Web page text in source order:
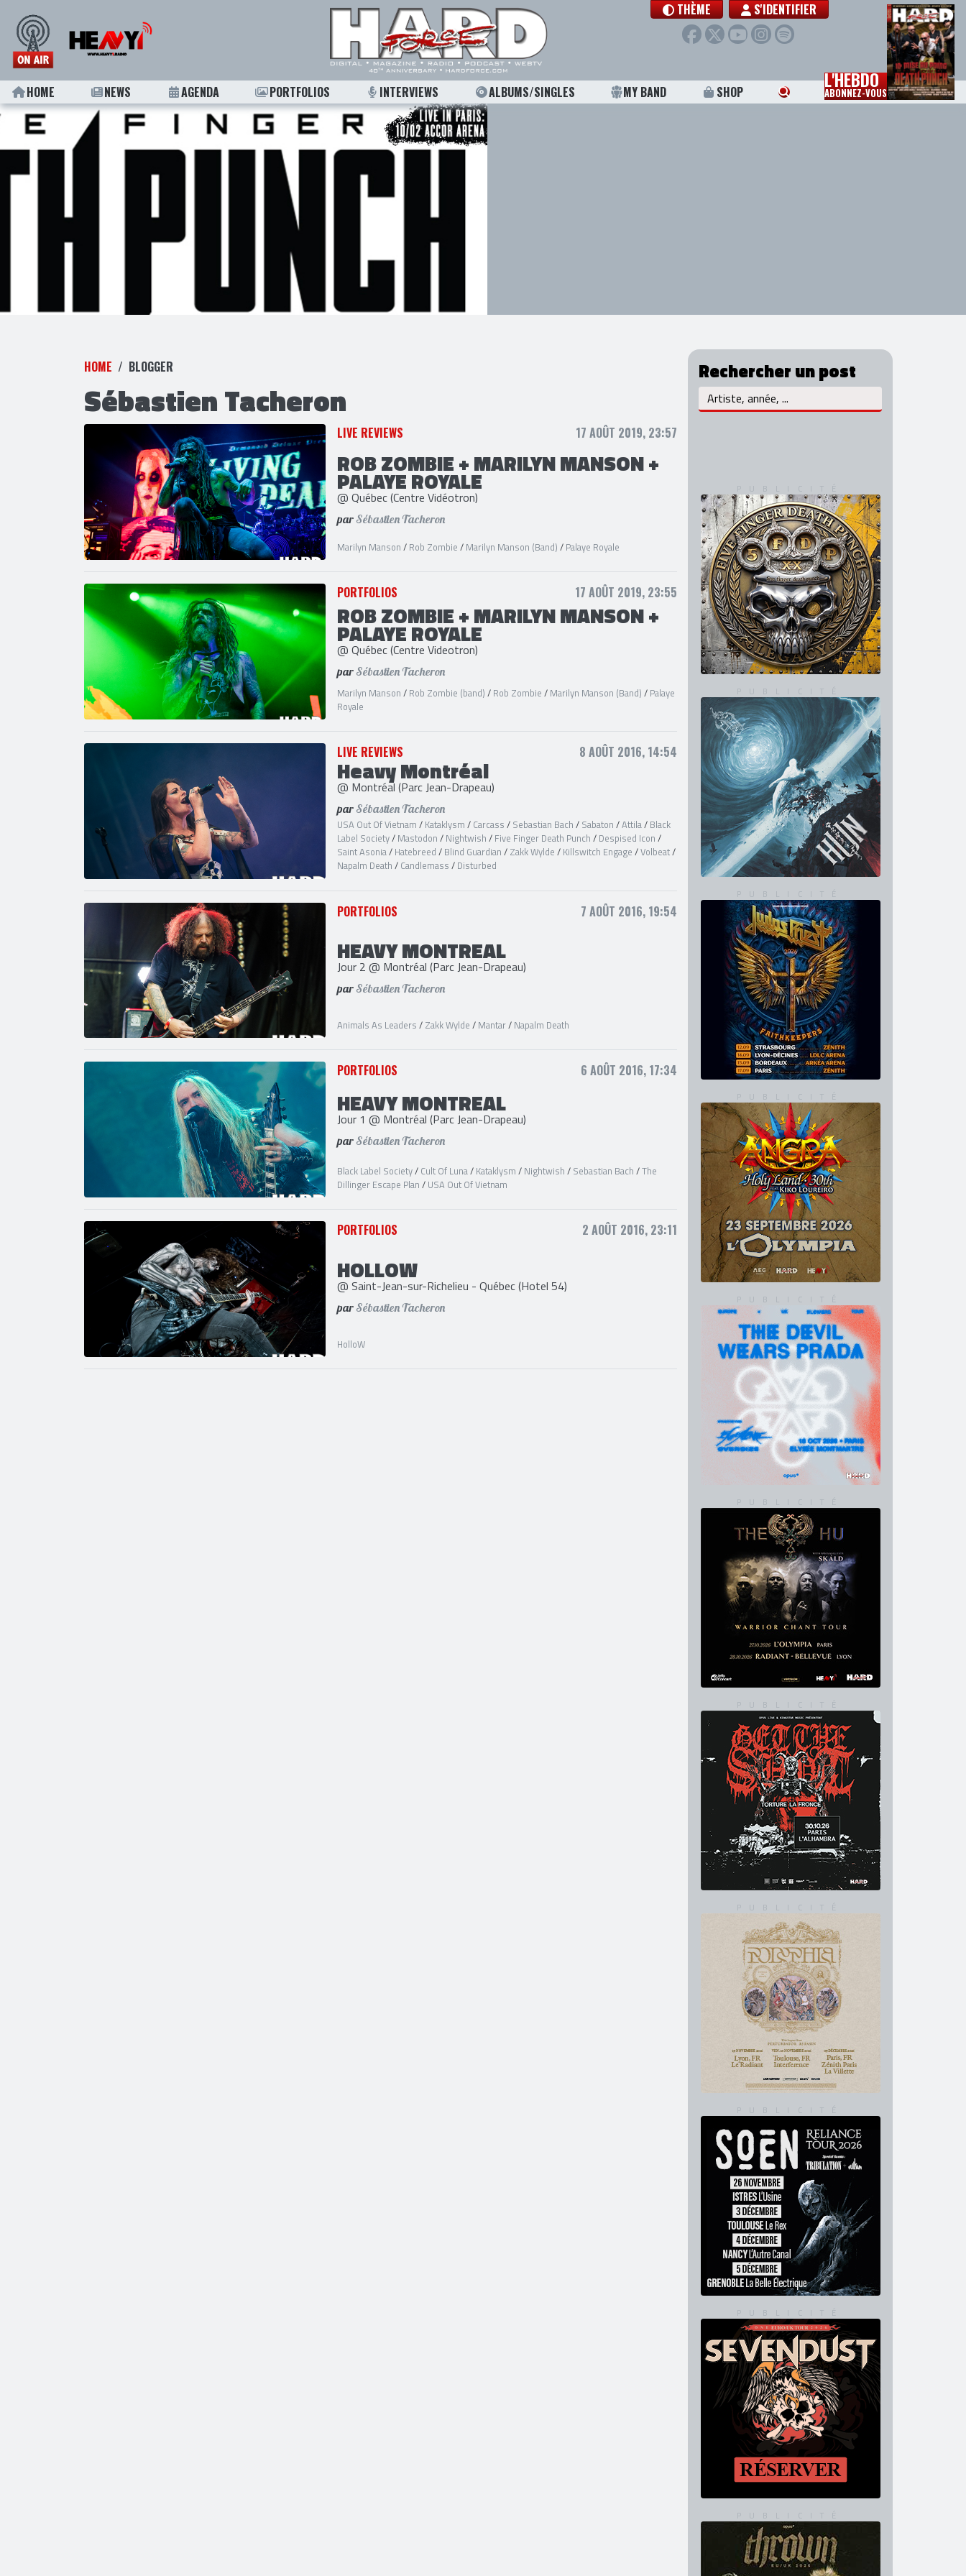
THÈME S'IDENTIFIER
HOME NEWS AGENDA PORTFOLIOS INTERVIEWS ALBUMS/SINGLES MY BAND SHOP L'HEBDO
ABONNEZ-VOUS
HOME BLOGGER
Sébastien Tacheron
LIVE REVIEWS 17 AOÛT 2019, 23:57
ROB ZOMBIE + MARILYN MANSON +
PALAYE ROYALE
@ Québec (Centre Vidéotron)
par Sébastien Tacheron
Marilyn Manson / Rob Zombie / Marilyn Manson (Band) / Palaye Royale
PORTFOLIOS 17 AOÛT 2019, 23:55
ROB ZOMBIE + MARILYN MANSON +
PALAYE ROYALE
@ Québec (Centre Videotron)
par Sébastien Tacheron
Marilyn Manson / Rob Zombie (band) / Rob Zombie / Marilyn Manson (Band) / Palaye
Royale
LIVE REVIEWS 8 AOÛT 2016, 14:54
Heavy Montréal
@ Montréal (Parc Jean-Drapeau)
par Sébastien Tacheron
USA Out Of Vietnam / Kataklysm / Carcass / Sebastian Bach / Sabaton /Attila/ Black
Label Society/ Mastodon / Nightwish / Five Finger Death Punch / Despised Icon /
Saint Asonia/ Hatebreed / Blind Guardian / Zakk Wylde / Killswitch Engage /Volbeat/
Napalm Death / Candlemass / Disturbed
PORTFOLIOS 7 AOÛT 2016, 19:54
HEAVY MONTREAL
Jour 2 @ Montréal (Parc Jean-Drapeau)
par Sébastien Tacheron
Animals As Leaders / Zakk Wylde / Mantar/ Napalm Death
PORTFOLIOS 6 AOÛT 2016, 17:34
HEAVY MONTREAL
Jour 1 @ Montréal (Parc Jean-Drapeau)
par Sébastien Tacheron
Black Label Society/ Cult Of Luna/ Kataklysm / Nightwish / Sebastian Bach /The
Dillinger Escape Plan / USA Out Of Vietnam
PORTFOLIOS 2 AOÛT 2016, 23:11
HOLLOW
@ Saint-Jean-sur-Richelieu - Québec (Hotel 54)
par Sébastien Tacheron
HolloW
Rechercher un post